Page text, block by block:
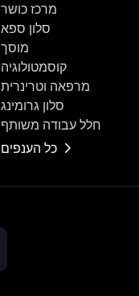
מרכז כושר
סלון ספא
מוסך
קוסמטולוגיה
מרפאה וטרינרית
סלון גרומינג
חלל עבודה משותף
כל הענפים